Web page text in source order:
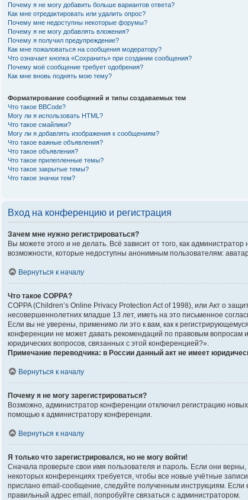
Почему я не могу добавить больше вариантов ответа?
Как мне отредактировать или удалить опрос?
Почему мне недоступны некоторые форумы?
Почему я не могу добавлять вложения?
Почему я получил предупреждение?
Как мне пожаловаться на сообщения модератору?
Что означает кнопка «Сохранить» при создании сообщения?
Почему моё сообщение требует одобрения?
Как мне вновь поднять мою тему?
Форматирование сообщений и типы создаваемых тем
Что такое BBCode?
Могу ли я использовать HTML?
Что такое смайлики?
Могу ли я добавлять изображения к сообщениям?
Что такое важные объявления?
Что такое объявления?
Что такое прилепленные темы?
Что такое закрытые темы?
Что такое значки тем?
Вход на конференцию и регистрация
Зачем мне нужно регистрироваться?
Вы можете этого и не делать. Всё зависит от того, как
возможности, которые недоступны анонимным пользователям:
Вернуться к началу
Что такое COPPA?
COPPA (Children’s Online Privacy Protection Act of 1998), или Акт о
несовершеннолетних младше 13 лет, иметь на это письменное
Если вы не уверены, применимо ли это к вам, как к
конференции не может давать рекомендаций по правовым вопросам
юридических вопросов, связанных с этой конференцией?».
Примечание переводчика: в России данный акт не имеет
Вернуться к началу
Почему я не могу зарегистрироваться?
Возможно, администратор конференции отключил регистрацию
помощью к администратору конференции.
Вернуться к началу
Я только что зарегистрировался, но не могу войти!
Сначала проверьте свои имя пользователя и пароль. Если они
некоторых конференциях требуется, чтобы все новые учётные
прислано email-сообщение, следуйте полученным инструкциям.
правильный адрес email, попробуйте связаться с администратором.